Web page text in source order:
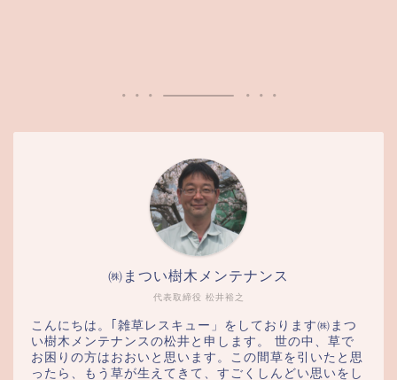
代表取締役 松井裕之
㈱まつい樹木メンテナンス
こんにちは。｢雑草レスキュー」をしております㈱まつ
い樹木メンテナンスの松井と申します。 世の中、草で
お困りの方はおおいと思います。この間草を引いたと思
ったら、もう草が生えてきて、すごくしんどい思いをし